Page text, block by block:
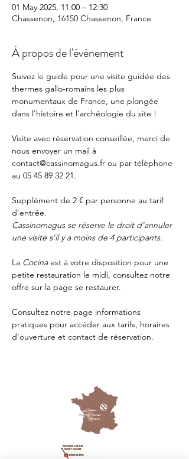
01 May 2025, 11:00 – 12:30
Chassenon, 16150 Chassenon, France
À propos de l'événement
Suivez le guide pour une visite guidée des
thermes gallo-romains les plus
monumentaux de France, une plongée
dans l'histoire et l'archéologie du site !
Visite avec réservation conseillée, merci de
nous envoyer un mail à
contact@cassinomagus.fr ou par téléphone
au 05 45 89 32 21.
Supplément de 2 € par personne au tarif
d'entrée.
Cassinomagus se réserve le droit d'annuler
une visite s'il y a moins de 4 participants.
La Cocina est à votre disposition pour une
petite restauration le midi, consultez notre
offre sur la page se restaurer.
Consultez notre page informations
pratiques pour accéder aux tarifs, horaires
d'ouverture et contact de réservation.